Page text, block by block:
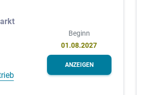
Beginn
01.08.2027
ANZEIGEN